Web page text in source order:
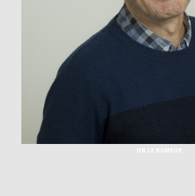
DR LE RUMEUR